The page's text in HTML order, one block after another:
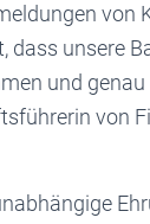
von
unsere
und
von